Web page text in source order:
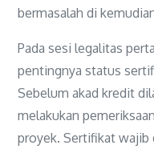
bermasalah di
Pada sesi legalitas
pentingnya status
Sebelum akad kredit
melakukan
proyek. Sertifikat wajib